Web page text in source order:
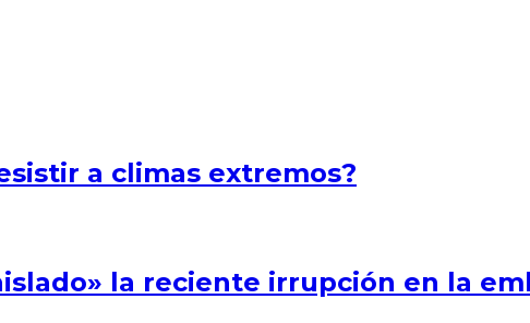
a climas extremos?
la reciente irrupción en la